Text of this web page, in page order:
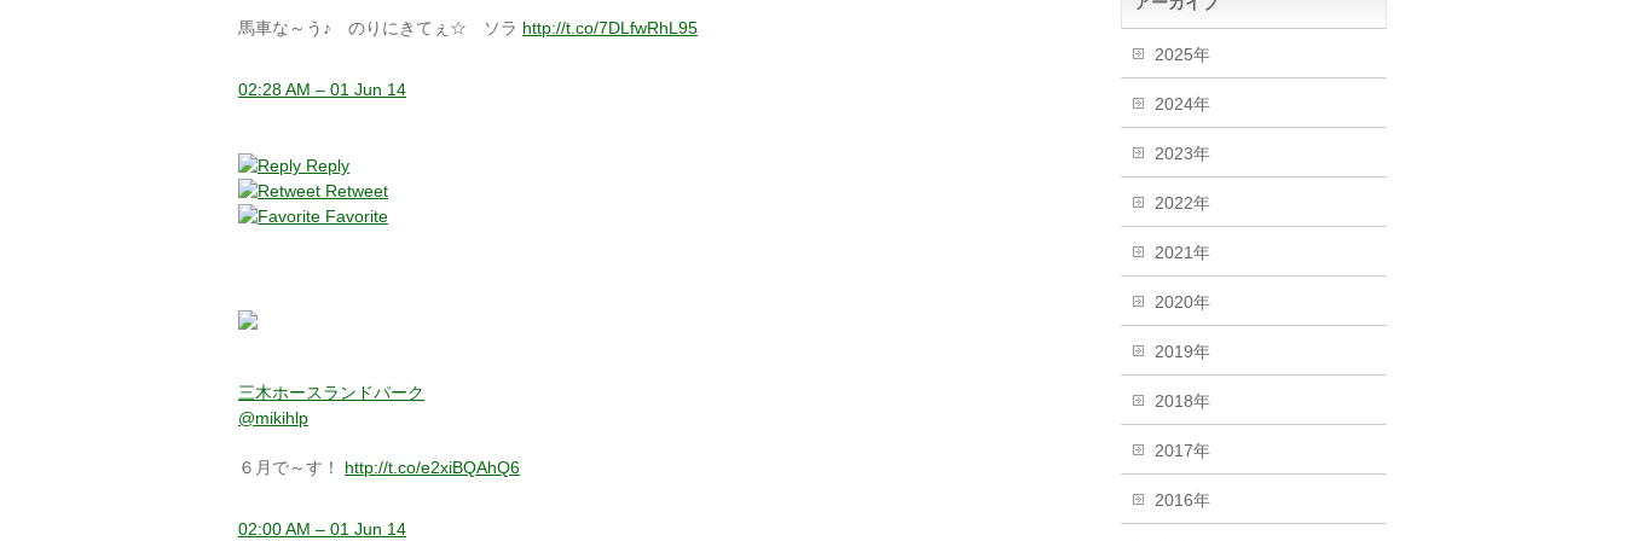
馬車な～う♪ のりにきてぇ☆ ソラ http://t.co/7DLfwRhL95
02:28 AM – 01 Jun 14
Reply
Retweet
Favorite
三木ホースランドパーク
@mikihlp
６月で～す！ http://t.co/e2xiBQAhQ6
02:00 AM – 01 Jun 14
2025年
2024年
2023年
2022年
2021年
2020年
2019年
2018年
2017年
2016年